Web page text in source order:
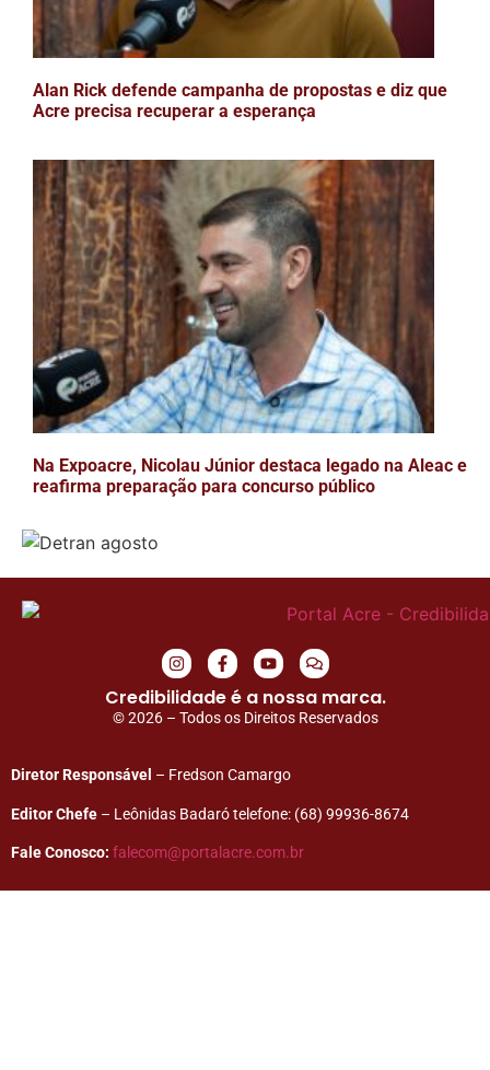
Alan Rick defende campanha de propostas e diz que
Acre precisa recuperar a esperança
Na Expoacre, Nicolau Júnior destaca legado na Aleac e
reafirma preparação para concurso público
Credibilidade é a nossa marca.
© 2026 – Todos os Direitos Reservados
Diretor Responsável – Fredson Camargo
Editor Chefe – Leônidas Badaró telefone: (68) 99936-8674
Fale Conosco: falecom@portalacre.com.br